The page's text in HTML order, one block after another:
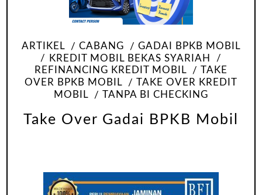
ARTIKEL CABANG
GADAI BPKB MOBIL
KREDIT MOBIL BEKAS SYARIAH
REFINANCING KREDIT MOBIL
TAKE
OVER BPKB MOBIL
TAKE OVER KREDIT
MOBIL
TANPA BI CHECKING
Take Over Gadai BPKB Mobil